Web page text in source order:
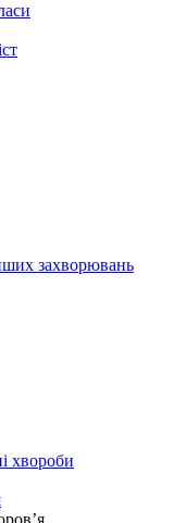
захворювань
хвороби